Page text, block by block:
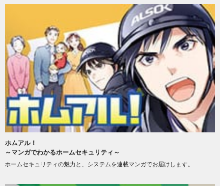
ホムアル！
～マンガでわかるホームセキュリティ～
ホームセキュリティの魅力と、システムを連載マンガでお届けします。